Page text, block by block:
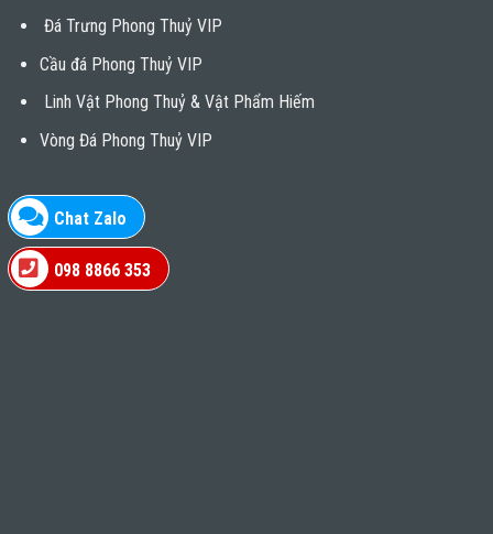
Chat Zalo
098 8866 353
Đá Trưng Phong Thuỷ VIP
Cầu đá Phong Thuỷ VIP
Linh Vật Phong Thuỷ & Vật Phẩm Hiếm
Vòng Đá Phong Thuỷ VIP